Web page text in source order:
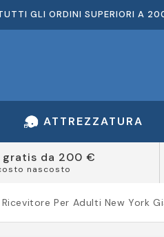
GLI ORDINI SUPERIORI A
ATTREZZATURA
gratis da 200 €
nascosto
Per Adulti New York